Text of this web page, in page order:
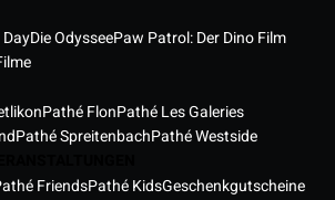
Die OdysseePaw Patrol: Der Dino Film
Pathé FlonPathé Les Galeries
Pathé SpreitenbachPathé Westside
FriendsPathé KidsGeschenkgutscheine